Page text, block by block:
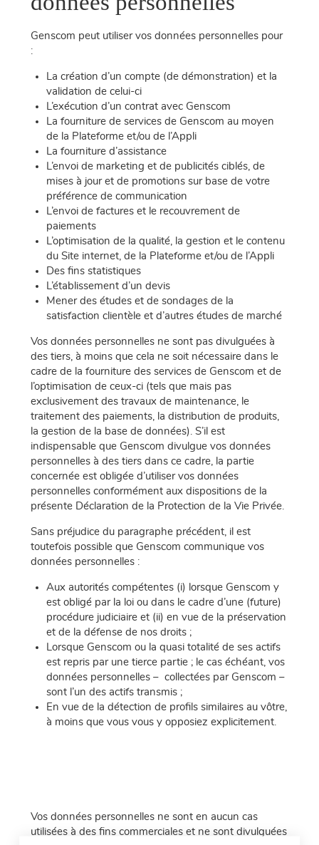
Genscom peut utiliser vos données personnelles pour
:
La création d’un compte (de démonstration) et la
validation de celui-ci
L’exécution d’un contrat avec Genscom
La fourniture de services de Genscom au moyen
de la Plateforme et/ou de l’Appli
La fourniture d’assistance
L’envoi de marketing et de publicités ciblés, de
mises à jour et de promotions sur base de votre
préférence de communication
L’envoi de factures et le recouvrement de
paiements
L’optimisation de la qualité, la gestion et le contenu
du Site internet, de la Plateforme et/ou de l’Appli
Des fins statistiques
L’établissement d’un devis
Mener des études et de sondages de la
satisfaction clientèle et d’autres études de marché
Vos données personnelles ne sont pas divulguées à
des tiers, à moins que cela ne soit nécessaire dans le
cadre de la fourniture des services de Genscom et de
l’optimisation de ceux-ci (tels que mais pas
exclusivement des travaux de maintenance, le
traitement des paiements, la distribution de produits,
la gestion de la base de données). S’il est
indispensable que Genscom divulgue vos données
personnelles à des tiers dans ce cadre, la partie
concernée est obligée d’utiliser vos données
personnelles conformément aux dispositions de la
présente Déclaration de la Protection de la Vie Privée.
Sans préjudice du paragraphe précédent, il est
toutefois possible que Genscom communique vos
données personnelles :
Aux autorités compétentes (i) lorsque Genscom y
est obligé par la loi ou dans le cadre d’une (future)
procédure judiciaire et (ii) en vue de la préservation
et de la défense de nos droits ;
Lorsque Genscom ou la quasi totalité de ses actifs
est repris par une tierce partie ; le cas échéant, vos
données personnelles – collectées par Genscom –
sont l’un des actifs transmis ;
En vue de la détection de profils similaires au vôtre,
à moins que vous vous y opposiez explicitement.
Vos données personnelles ne sont en aucun cas
utilisées à des fins commerciales et ne sont divulguées